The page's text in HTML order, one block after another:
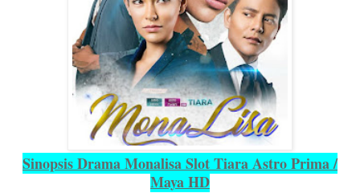
Sinopsis Drama Monalisa Slot Tiara Astro Prima /
Maya HD